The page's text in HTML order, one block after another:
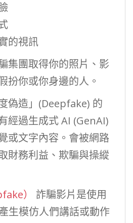
的視訊
集團取得你的照片、影
扮你或你身邊的人。
偽造」(Deepfake) 的
經過生成式 AI (GenAI)
或文字內容。會被網路
財務利益、欺騙與操縱
）
詐騙影片是使用
生模仿人們講話或動作